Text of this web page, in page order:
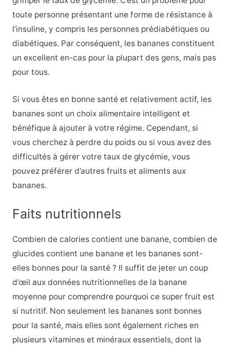
toute personne présentant une forme de résistance à
l’insuline, y compris les personnes prédiabétiques ou
diabétiques. Par conséquent, les bananes constituent
un excellent en-cas pour la plupart des gens, mais pas
pour tous.
Si vous êtes en bonne santé et relativement actif, les
bananes sont un choix alimentaire intelligent et
bénéfique à ajouter à votre régime. Cependant, si
vous cherchez à perdre du poids ou si vous avez des
difficultés à gérer votre taux de glycémie, vous
pouvez préférer d’autres fruits et aliments aux
bananes.
Faits nutritionnels
Combien de calories contient une banane, combien de
glucides contient une banane et les bananes sont-
elles bonnes pour la santé ? Il suffit de jeter un coup
d’œil aux données nutritionnelles de la banane
moyenne pour comprendre pourquoi ce super fruit est
si nutritif. Non seulement les bananes sont bonnes
pour la santé, mais elles sont également riches en
plusieurs vitamines et minéraux essentiels, dont la